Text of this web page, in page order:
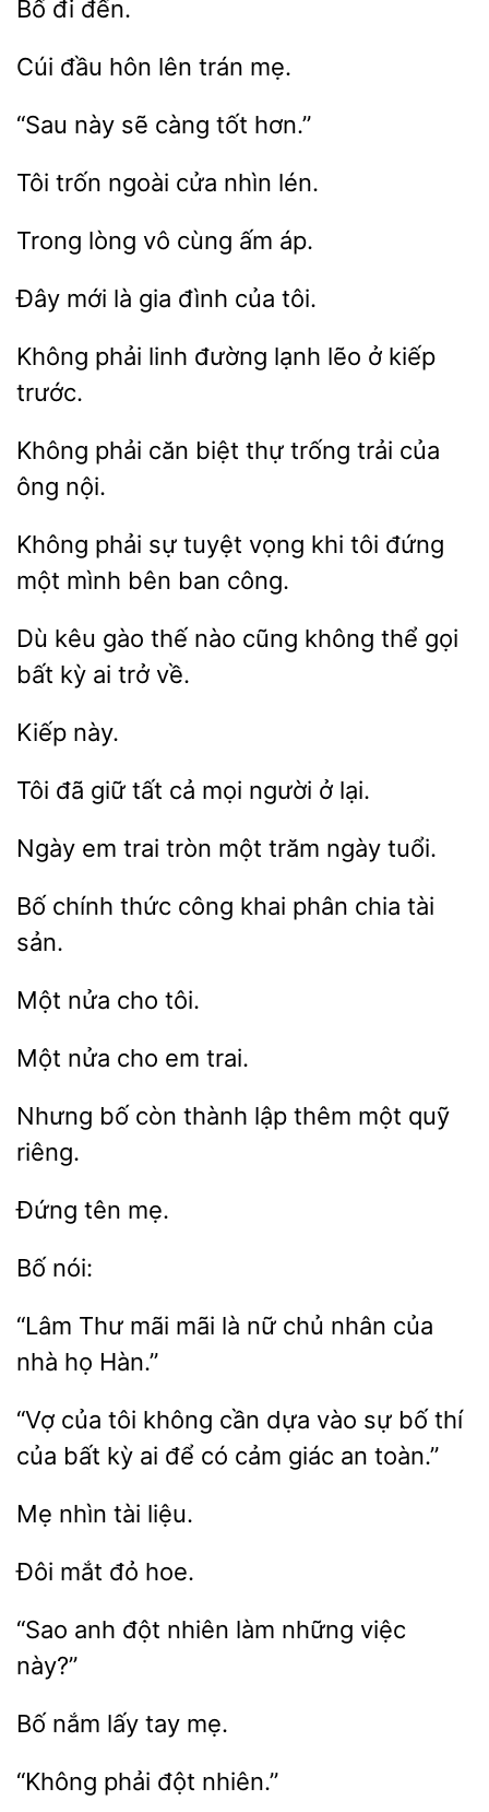
Cúi đầu hôn
này càng hơn.”
ngoài nhìn lén.
lòng cùng ấm
là gia của tôi.
phải linh lạnh
ở kiếp
trước.
Không phải căn biệt trống trải của
Không phải sự
vọng khi tôi
một mình bên
công.
Dù kêu gào thế nào cũng
thể
bất
ai trở về.
đã giữ tất cả mọi ở
Ngày em trai tròn tuổi.
Bố thức
phân chia tài
sản.
tôi.
Một trai.
còn thành lập thêm một
riêng.
“Lâm
mãi mãi là nữ chủ nhân
nhà họ
“Vợ của tôi
cần dựa vào sự bố thí
của bất kỳ ai để
cảm giác toàn.”
nhìn
mắt
đột nhiên
những việc
này?”
tay mẹ.
đột